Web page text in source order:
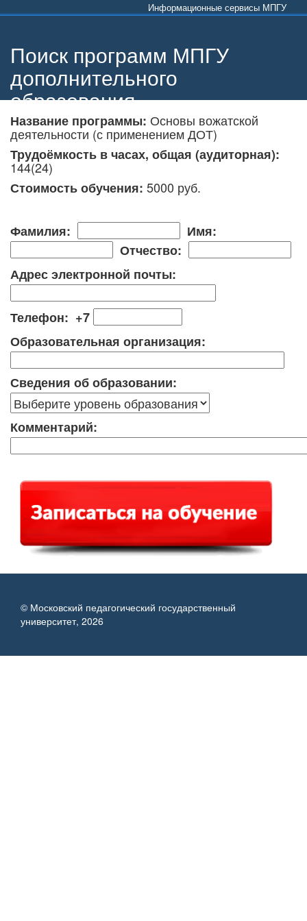
Информационные сервисы МПГУ
Поиск программ МПГУ
дополнительного
образования
Название программы: Основы вожатской
деятельности (с применением ДОТ)
Трудоёмкость в часах, общая (аудиторная):
144(24)
Стоимость обучения: 5000 руб.
Фамилия:
Имя:
Отчество:
Адрес электронной почты:
Телефон: +7
Образовательная организация:
Сведения об образовании:
Комментарий:
© Московский педагогический государственный
университет, 2026